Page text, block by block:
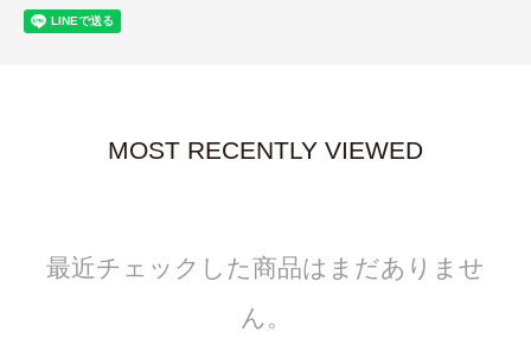
MOST RECENTLY VIEWED
最近チェックした商品はまだありませ
ん。